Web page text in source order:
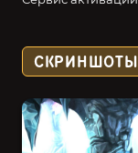
СКРИНШОТЫ